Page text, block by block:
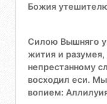
Божия
Силою Вышняго
жития и
непрестанному
восходил еси.
вопием: